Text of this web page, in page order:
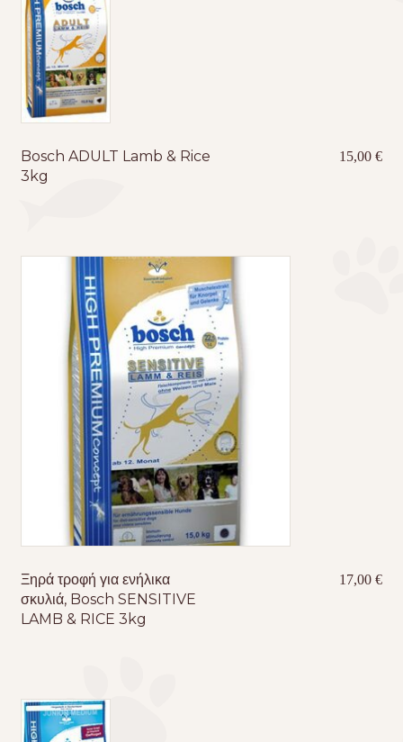
Bosch ADULT Lamb & Rice
3kg
15,00€
Ξηρά τροφή για ενήλικα
σκυλιά, Bosch SENSITIVE
LAMB & RICE 3kg
17,00€